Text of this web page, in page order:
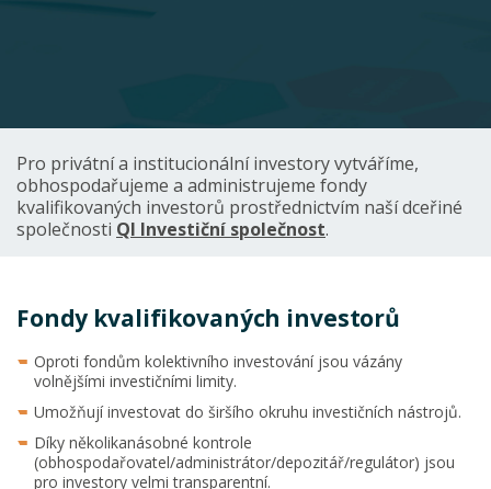
Pro privátní a institucionální investory vytváříme,
obhospodařujeme a administrujeme fondy
kvalifikovaných investorů prostřednictvím naší dceřiné
společnosti QI Investiční společnost.
Fondy kvalifikovaných investorů
Oproti fondům kolektivního investování jsou vázány
volnějšími investičními limity.
Umožňují investovat do širšího okruhu investičních nástrojů.
Díky několikanásobné kontrole
(obhospodařovatel/administrátor/depozitář/regulátor) jsou
pro investory velmi transparentní.